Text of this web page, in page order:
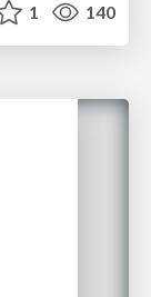
1 140